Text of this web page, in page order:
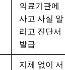
의료기관에
사고 사실 알
리고 진단서
발급
지체 없이 서